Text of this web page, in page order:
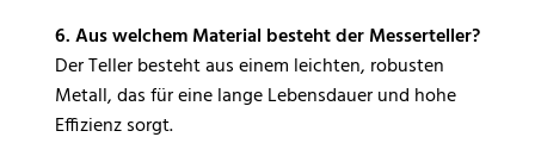
6. Aus welchem Material besteht der Messerteller?
Der Teller besteht aus einem leichten, robusten
Metall, das für eine lange Lebensdauer und hohe
Effizienz sorgt.